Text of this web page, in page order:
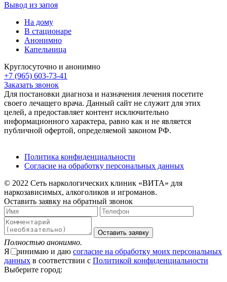
Вывод из запоя
На дому
В стационаре
Анонимно
Капельница
Круглосуточно и анонимно
+7 (965) 603-73-41
Заказать звонок
Для постановки диагноза и назначения лечения посетите
своего лечащего врача. Данный сайт не служит для этих
целей, а предоставляет контент исключительно
информационного характера, равно как и не является
публичной офертой, определяемой законом РФ.
Политика конфиденциальности
Согласие на обработку персональных данных
© 2022 Сеть наркологических клиник «ВИТА» для
наркозависимых, алкоголиков и игроманов.
Оставить заявку на обратный звонок
Оставить заявку
Полностью анонимно.
Я принимаю и даю согласие на обработку моих персональных
данных в соответствии с Политикой конфиденциальности
Выберите город: